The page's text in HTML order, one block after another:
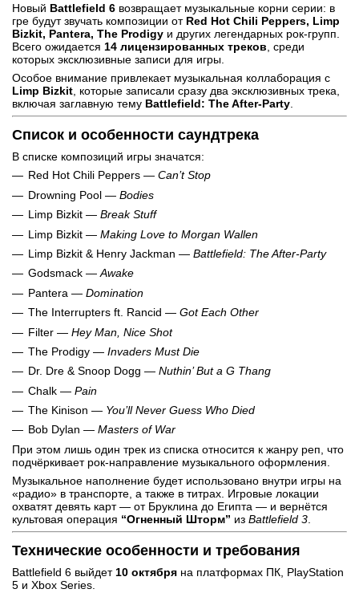
Новый Battlefield 6 возвращает музыкальные корни серии: в
грe будут звучать композиции от Red Hot Chili Peppers, Limp
Bizkit, Pantera, The Prodigy и других легендарных рок-групп.
Всего ожидается 14 лицензированных треков , среди
которых эксклюзивные записи для игры.
Особое внимание привлекает музыкальная коллаборация с
Limp Bizkit , которые записали сразу два эксклюзивных трека,
включая заглавную тему Battlefield: The After-Party
Список и особенности саундтрека
В списке композиций игры значатся:
Red Hot Chili Peppers — Can’t Stop
Drowning Pool — Bodies
Limp Bizkit — Break Stuff
Limp Bizkit — Making Love to Morgan Wallen
Limp Bizkit & Henry Jackman — Battlefield: The After-Party
Godsmack —Awake
Pantera — Domination
The Interrupters ft. Rancid — Got Each Other
Filter — Hey Man, Nice Shot
The Prodigy — Invaders Must Die
Dr. Dre & Snoop Dogg — Nuthin’ But a G Thang
Chalk — Pain
The Kinison — You’ll Never Guess Who Died
Bob Dylan — Masters of War
При этом лишь один трек из списка относится к жанру реп, что
подчёркивает рок-направление музыкального оформления.
Музыкальное наполнение будет использовано внутри игры на
«радио» в транспорте, а также в титрах. Игровые локации
охватят девять карт — от Бруклина до Египта — и вернётся
культовая операция “Огненный Шторм” из Battlefield 3
Технические особенности и требования
Battlefield 6 выйдет10 октября на платформах ПК, PlayStation
5 и Xbox Series.